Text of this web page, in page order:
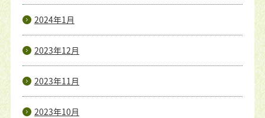
2024年1月
2023年12月
2023年11月
2023年10月